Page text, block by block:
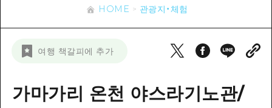
나이트 라이프
기준
미야지마(宮島) 주변
빠른 여행
게이호쿠(芸北)
야마구치(山口)현 동부
접근
히로시마 OMOTENASHI 패스
뉴스
HOME 관광지・체험
여행 책갈피에 추가
가마가리 온천 야스라기노관/